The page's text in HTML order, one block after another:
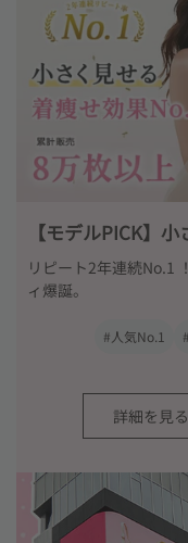
【モデルPICK】
リピート2年連続No.1
ィ爆誕。
#人気No.1
詳細を見る